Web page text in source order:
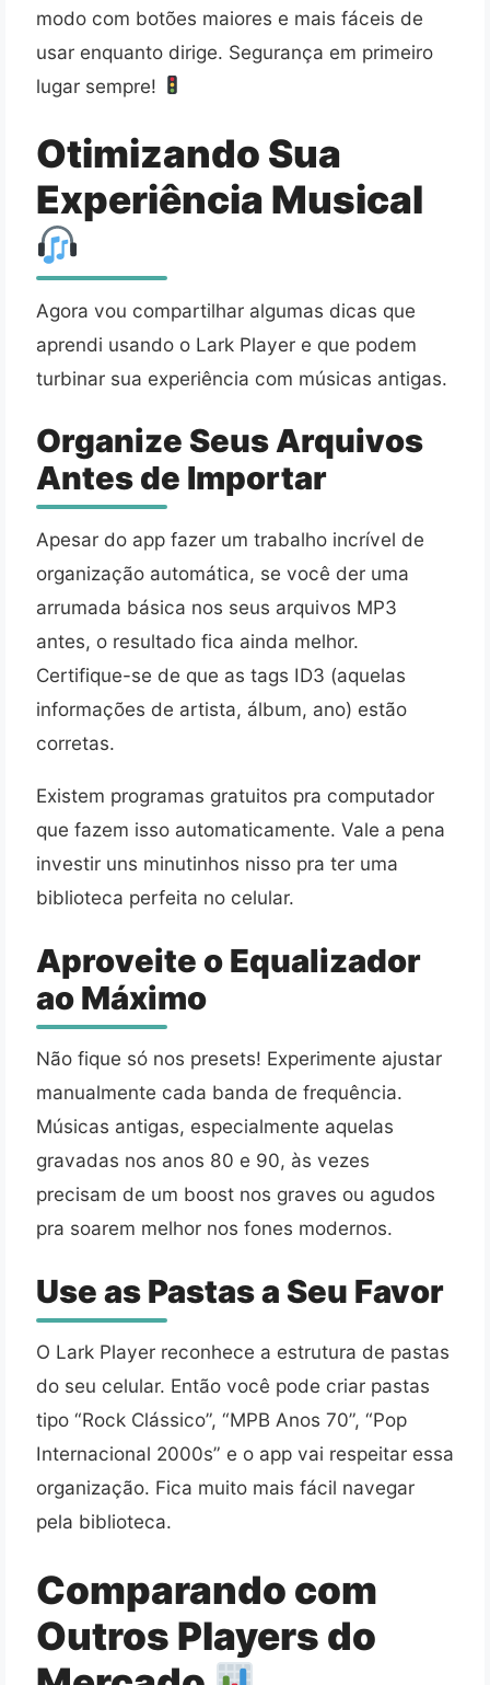
modo com botões maiores e mais fáceis de
usar enquanto dirige. Segurança em primeiro
lugar sempre!
Otimizando Sua
Experiência Musical
Agora vou compartilhar algumas dicas que
aprendi usando o Lark Player e que podem
turbinar sua experiência com músicas antigas.
Organize Seus Arquivos
Antes de Importar
Apesar do app fazer um trabalho incrível de
organização automática, se você der uma
arrumada básica nos seus arquivos MP3
antes, o resultado fica ainda melhor.
Certifique-se de que as tags ID3 (aquelas
informações de artista, álbum, ano) estão
corretas.
Existem programas gratuitos pra computador
que fazem isso automaticamente. Vale a pena
investir uns minutinhos nisso pra ter uma
biblioteca perfeita no celular.
Aproveite o Equalizador
ao Máximo
Não fique só nos presets! Experimente ajustar
manualmente cada banda de frequência.
Músicas antigas, especialmente aquelas
gravadas nos anos 80 e 90, às vezes
precisam de um boost nos graves ou agudos
pra soarem melhor nos fones modernos.
Use as Pastas a Seu Favor
O Lark Player reconhece a estrutura de pastas
do seu celular. Então você pode criar pastas
tipo “Rock Clássico”, “MPB Anos 70”, “Pop
Internacional 2000s” e o app vai respeitar essa
organização. Fica muito mais fácil navegar
pela biblioteca.
Comparando com
Outros Players do